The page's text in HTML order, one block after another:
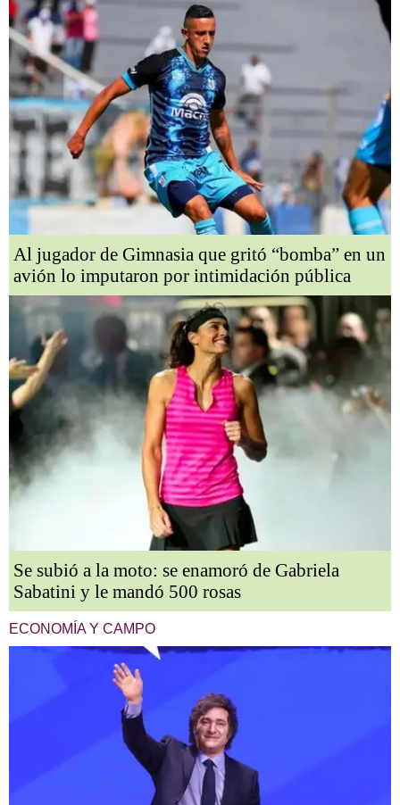
Al jugador de Gimnasia que gritó “bomba” en un
avión lo imputaron por intimidación pública
Se subió a la moto: se enamoró de Gabriela
Sabatini y le mandó 500 rosas
ECONOMÍA Y CAMPO